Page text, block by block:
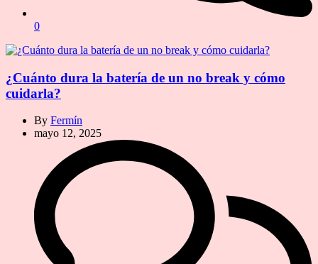
0
¿Cuánto dura la batería de un no break y cómo
cuidarla?
By Fermín
mayo 12, 2025